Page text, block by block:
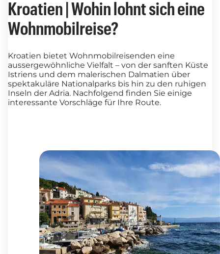
Kroatien | Wohin lohnt sich eine
Wohnmobilreise?
Kroatien bietet Wohnmobilreisenden eine
aussergewöhnliche Vielfalt – von der sanften Küste
Istriens und dem malerischen Dalmatien über
spektakuläre Nationalparks bis hin zu den ruhigen
Inseln der Adria. Nachfolgend finden Sie einige
interessante Vorschläge für Ihre Route.